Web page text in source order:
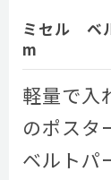
ミセル ベ
m
軽量で入
のポスタ
ベルトパ